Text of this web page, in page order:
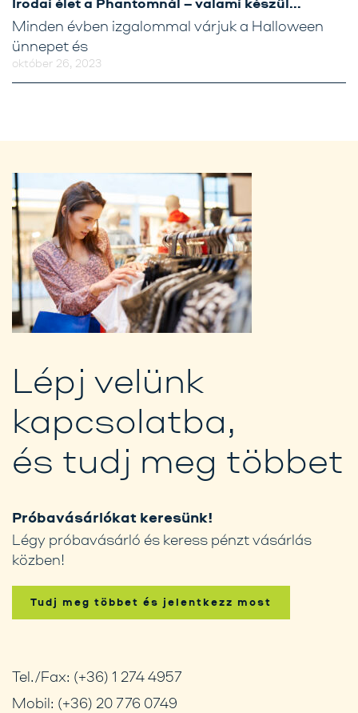
október 26, 2023
Minden évben izgalommal várjuk a Halloween
ünnepet és
Lépj velünk
kapcsolatba,
és tudj meg többet
Próbavásárlókat keresünk!
Légy próbavásárló és keress pénzt vásárlás
közben!
Tudj meg többet és jelentkezz most
Tel./Fax: (+36) 1 274 4957
Mobil: (+36) 20 776 0749